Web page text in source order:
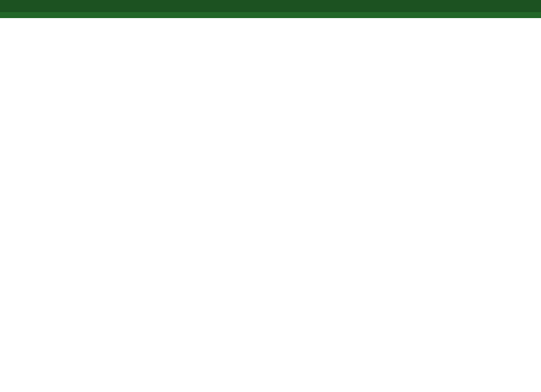
Skip to main content